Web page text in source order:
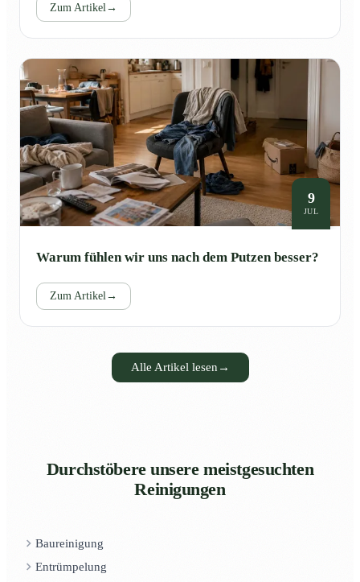
Zum Artikel →
9
JUL
Warum fühlen wir uns nach dem Putzen besser?
Zum Artikel →
Alle Artikel lesen →
Durchstöbere unsere meistgesuchten
Reinigungen
Baureinigung
Entrümpelung